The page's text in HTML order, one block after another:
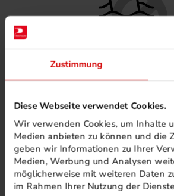
Zustimmung
Diese Webseite verwendet Cookies.
Wir verwenden Cookies, um Inhalte
Medien anbieten zu können und die
geben wir Informationen zu Ihrer
Medien, Werbung und Analysen
möglicherweise mit weiteren Daten
im Rahmen Ihrer Nutzung der
MINERALÖLFREIE
PHOTOVOLTAIK